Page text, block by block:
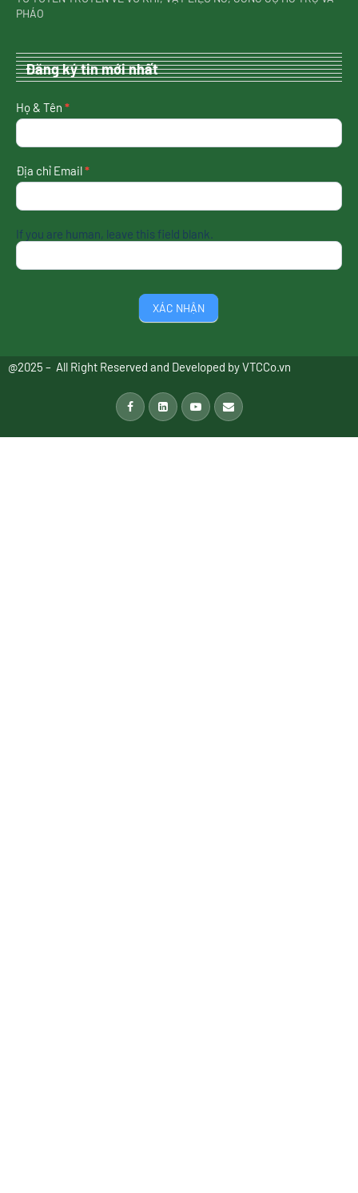
PHÁO
Đăng ký tin mới nhất
nhận
tin
nhất
Họ & Tên *
Địa chỉ Email*
If you are human, leave this field blank.
XÁC NHẬN
@2025 – All Right Reserved and Developed byVTCCo.vn